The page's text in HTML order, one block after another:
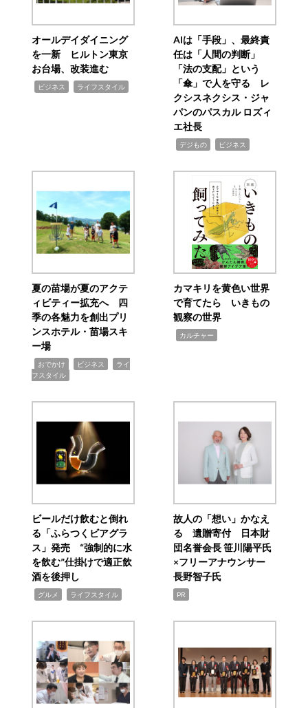
オールデイダイニング
を一新 ヒルトン東京
お台場、改装進む
ビジネス ライフスタイル
AIは「手段」、最終責
任は「人間の判断」
「法の支配」という
「傘」で人を守る レ
クシスネクシス・ジャ
パンのパスカル ロズィ
エ社長
デジもの ビジネス
夏の苗場が夏のアクテ
ィビティー拡充へ 四
季の各魅力を創出プリ
ンスホテル・苗場スキ
ー場
おでかけ ビジネス
ライ
フスタイル
カマキリを黄色い世界
で育てたら いきもの
観察の世界
カルチャー
ビールだけ飲むと倒れ
る「ふらつくビアグラ
ス」発売 “強制的に水
を飲む”仕掛けで適正飲
酒を後押し
グルメ ライフスタイル
故人の「想い」かなえ
る 遺贈寄付 日本財
団名誉会長 笹川陽平氏
×フリーアナウンサー
長野智子氏
PR